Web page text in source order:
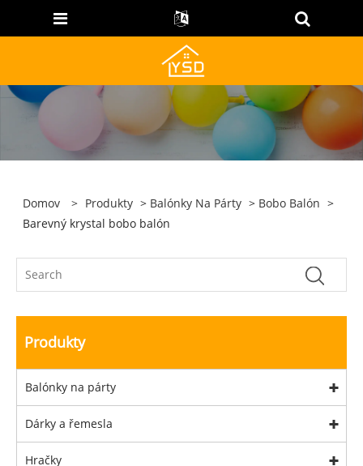
Domov > Produkty > Balónky Na Párty > Bobo Balón >
Barevný krystal bobo balón
Produkty
Balónky na párty
Dárky a řemesla
Hračky